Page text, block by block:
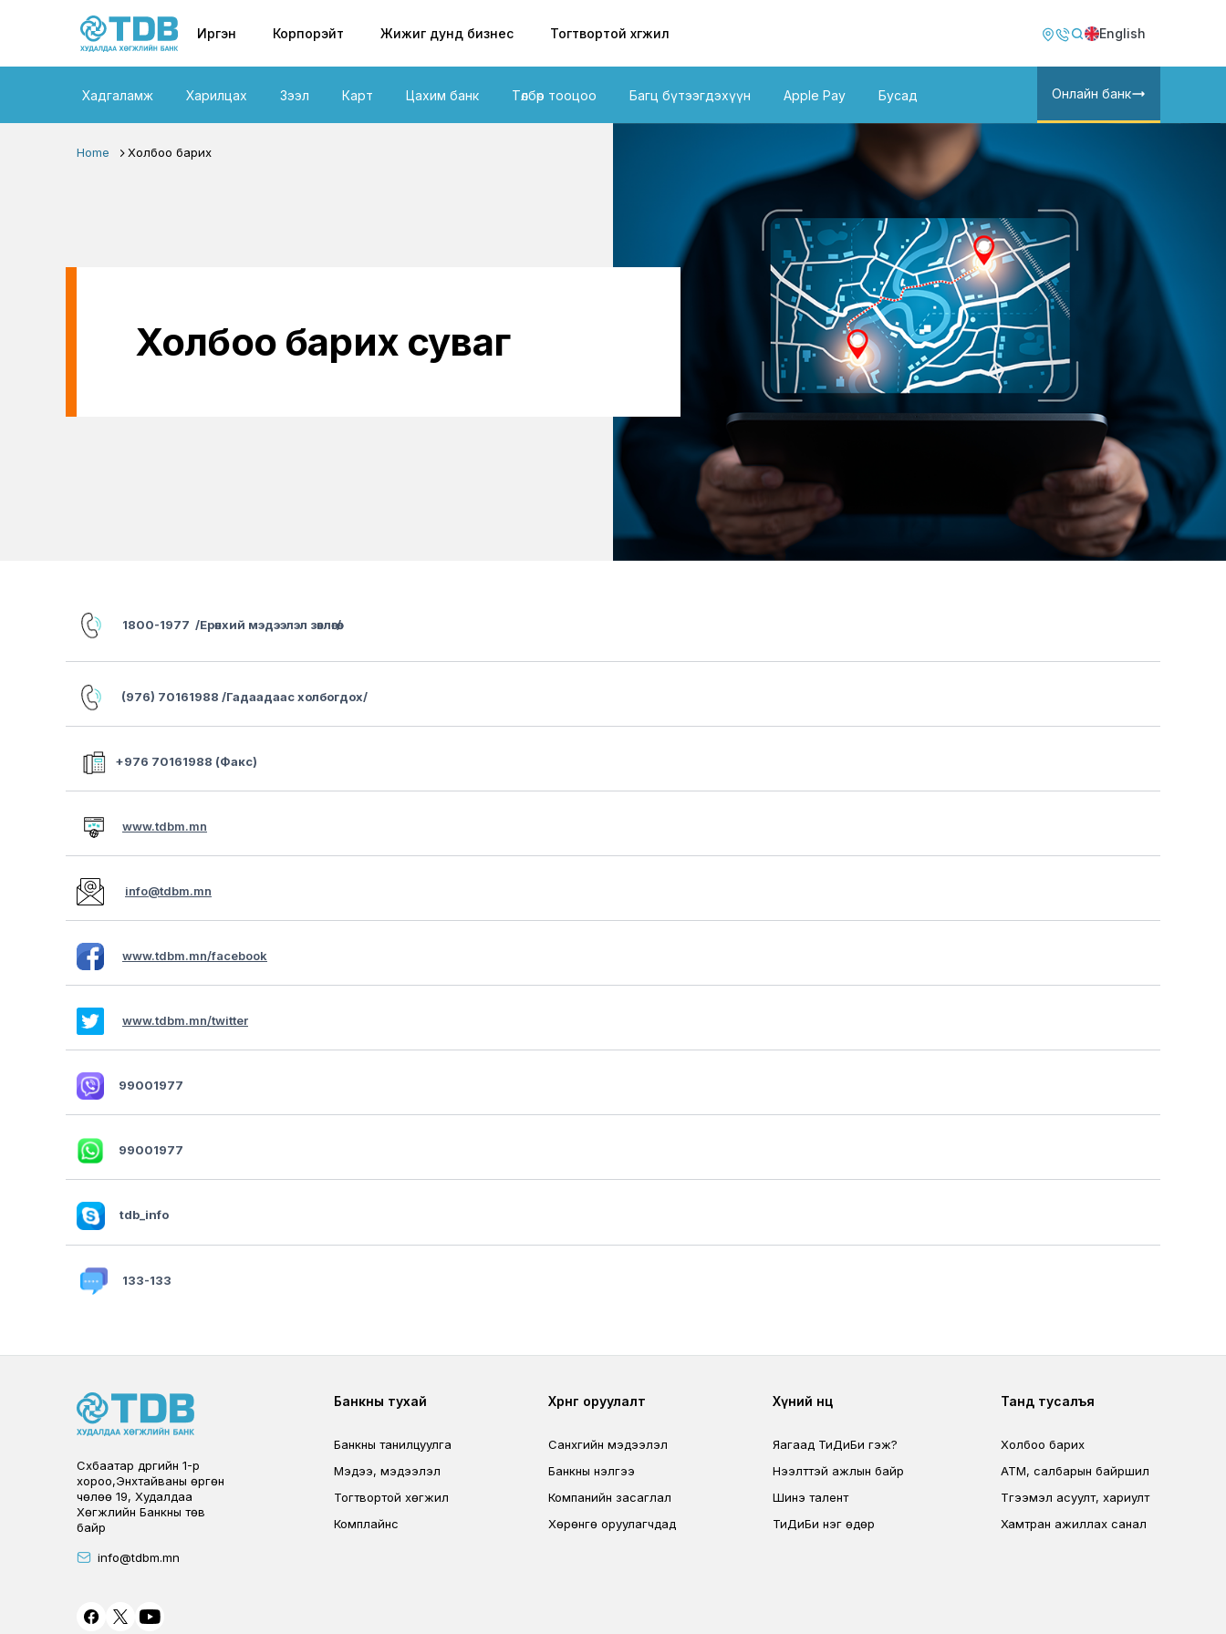
Иргэн Корпорэйт Жижиг дунд бизнес Тогтвортой хөгжил Image
Image English
Хадгаламж Харилцах Зээл Карт Цахим банк Төлбөр тооцоо Багц бүтээгдэхүүн Apple Pay Бусад Онлайн банк
Home Холбоо барих
Холбоо барих суваг
1800-1977 /Ерөнхий мэдээлэл зөвлөгөө/
(976) 70161988 /Гадаадаас холбогдох/
+976 70161988 (Факс)
www.tdbm.mn
info@tdbm.mn
www.tdbm.mn/facebook
www.tdbm.mn/twitter
99001977
99001977
tdb_info
133-133
Сүхбаатар дүүргийн 1-р
хороо,Энхтайваны өргөн
чөлөө 19, Худалдаа
Хөгжлийн Банкны төв
байр
info@tdbm.mn
Footer
Банкны тухай
Банкны танилцуулга
Мэдээ, мэдээлэл
Тогтвортой хөгжил
Комплайнс
Footer third
Хөрөнгө оруулалт
Санхүүгийн мэдээлэл
Банкны үнэлгээ
Компанийн засаглал
Хөрөнгө оруулагчдад
Footer second
Хүний нөөц
Яагаад ТиДиБи гэж?
Нээлттэй ажлын байр
Шинэ талент
ТиДиБи нэг өдөр
Footer fourth
Танд тусалъя
Холбоо барих
ATM, салбарын байршил
Түгээмэл асуулт, хариулт
Хамтран ажиллах санал